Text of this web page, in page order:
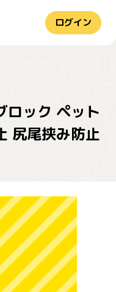
ログイン
ロック ペット
尻尾挟み防止